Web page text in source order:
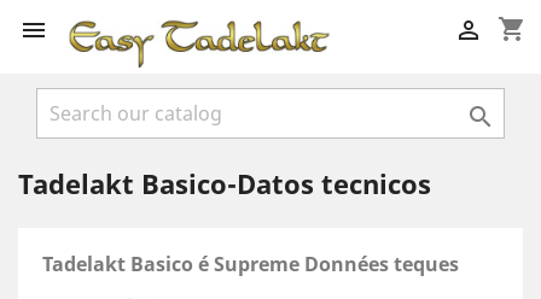
 shopping_cart


Tadelakt Basico-Datos tecnicos
Tadelakt Basico é Supreme Données teques